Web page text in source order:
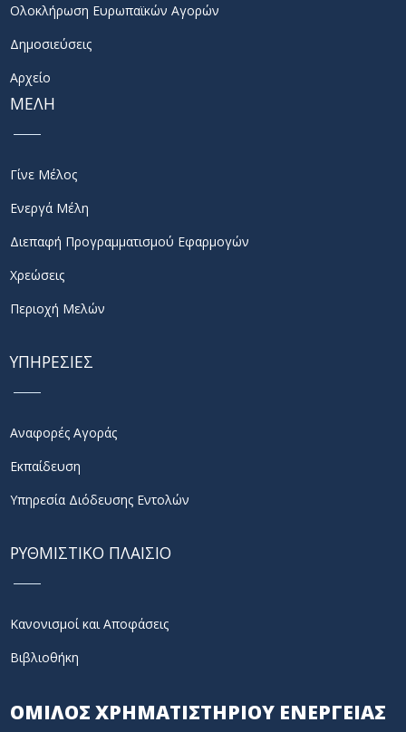
Ολοκλήρωση Ευρωπαϊκών Αγορών
Δημοσιεύσεις
Αρχείο
ΜΕΛΗ
Γίνε Μέλος
Ενεργά Μέλη
Διεπαφή Προγραμματισμού Εφαρμογών
Χρεώσεις
Περιοχή Μελών
ΥΠΗΡΕΣΙΕΣ
Αναφορές Αγοράς
Εκπαίδευση
Υπηρεσία Διόδευσης Εντολών
ΡΥΘΜΙΣΤΙΚΟ ΠΛΑΙΣΙΟ
Κανονισμοί και Αποφάσεις
Βιβλιοθήκη
ΟΜΙΛΟΣ ΧΡΗΜΑΤΙΣΤΗΡΙΟΥ ΕΝΕΡΓΕΙΑΣ